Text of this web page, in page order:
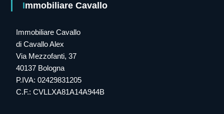
Immobiliare Cavallo
Immobiliare Cavallo
di Cavallo Alex
Via Mezzofanti, 37
40137 Bologna
P.IVA: 02429831205
C.F.: CVLLXA81A14A944B